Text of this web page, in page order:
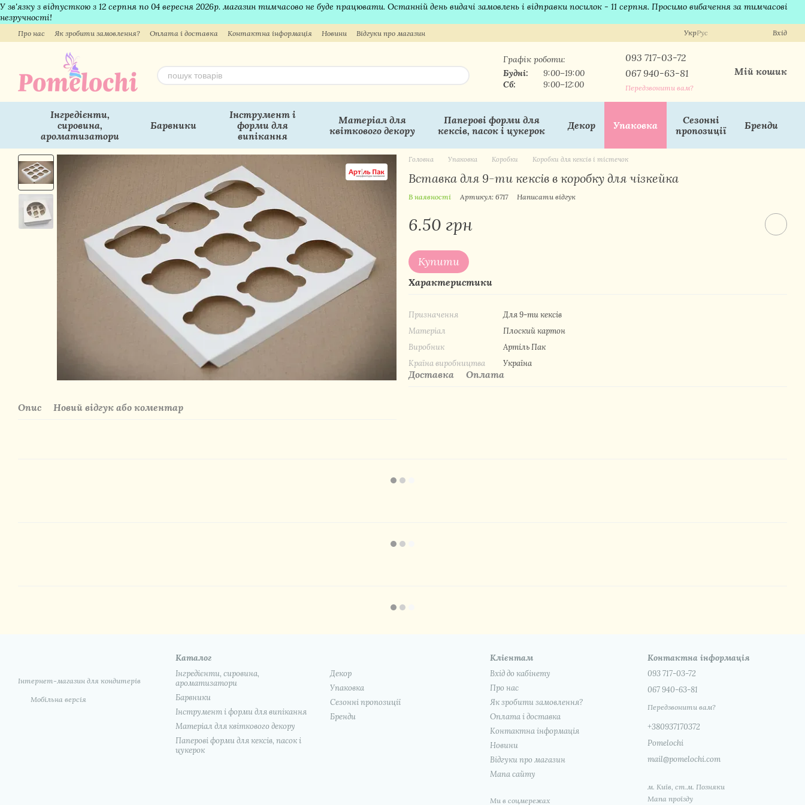
Перейти до основного контенту
У зв'язку з відпусткою з 12 серпня по 04 вересня 2026р. магазин тимчасово не буде працювати. Останній день видачі замовлень і відправки посилок - 11 серпня. Просимо вибачення за тимчасові
незручності!
Про нас Як зробити замовлення? Оплата і доставка Контактна інформація Новини Відгуки про магазин УкрРус Вхід
Графік роботи:
Будні:
9:00–19:00
Сб:
9:00–12:00
093 717-03-72
067 940-63-81
Передзвонити вам?
Мій кошик
Інгредієнти,
сировина,
ароматизатори
Барвники
Інструмент і
форми для
випікання
Матеріал для
квіткового декору
Паперові форми для
кексів, пасок і цукерок
Декор Упаковка
Сезонні
пропозиції
Бренди
Опис Новий відгук або коментар
Головна Упаковка Коробки Коробки для кексів і тістечок
Вставка для 9-ти кексів в коробку для чізкейка
В наявності Артикул: 6717 Написати відгук
6.50 грн
Купити
Характеристики
Призначення
Для 9-ти кексів
Матеріал
Плоский картон
Виробник
Артіль Пак
Країна виробництва
Україна
Доставка Оплата
Інтернет-магазин для кондитерів
Мобільна версія
Каталог
Інгредієнти, сировина,
ароматизатори
Барвники
Інструмент і форми для випікання
Матеріал для квіткового декору
Паперові форми для кексів, пасок і
цукерок
Декор
Упаковка
Сезонні пропозиції
Бренди
Клієнтам
Вхід до кабінету
Про нас
Як зробити замовлення?
Оплата і доставка
Контактна інформація
Новини
Відгуки про магазин
Мапа сайту
Ми в соцмережах
Контактна інформація
093 717-03-72
067 940-63-81
Передзвонити вам?
+380937170372
Pomelochi
mail@pomelochi.com
м. Київ, ст.м. Позняки
Мапа проїзду